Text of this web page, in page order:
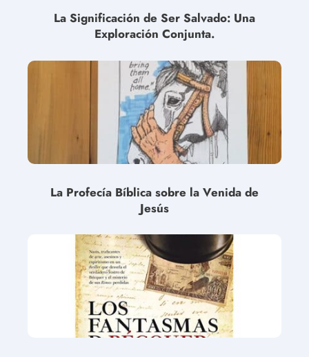
La Significación de Ser Salvado: Una
Exploración Conjunta.
La Profecía Bíblica sobre la Venida de
Jesús